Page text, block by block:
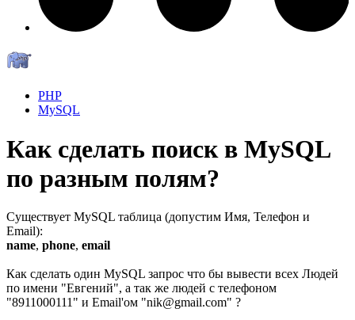
PHP
MySQL
Как сделать поиск в MySQL
по разным полям?
Существует MySQL таблица (допустим Имя, Телефон и
Email):
name, phone, email
Как сделать один MySQL запрос что бы вывести всех Людей
по имени "Евгений", а так же людей с телефоном
"8911000111" и Email'ом "nik@gmail.com" ?